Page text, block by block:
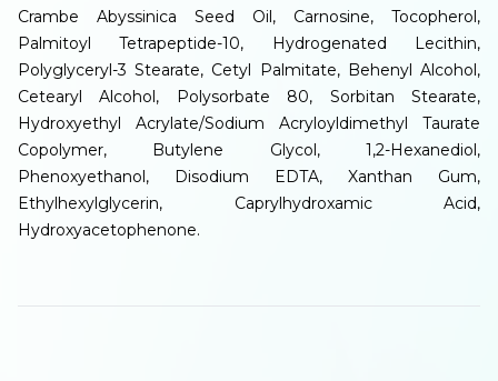
Crambe Abyssinica Seed Oil, Carnosine, Tocopherol,
Palmitoyl Tetrapeptide-10, Hydrogenated Lecithin,
Polyglyceryl-3 Stearate, Cetyl Palmitate, Behenyl Alcohol,
Cetearyl Alcohol, Polysorbate 80, Sorbitan Stearate,
Hydroxyethyl Acrylate/Sodium Acryloyldimethyl Taurate
Copolymer, Butylene Glycol, 1,2-Hexanediol,
Phenoxyethanol, Disodium EDTA, Xanthan Gum,
Ethylhexylglycerin, Caprylhydroxamic Acid,
Hydroxyacetophenone.